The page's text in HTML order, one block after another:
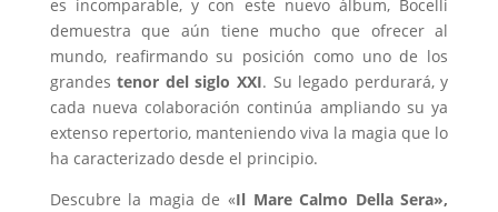
es incomparable, y con este nuevo álbum, Bocelli
demuestra que aún tiene mucho que ofrecer al
mundo, reafirmando su posición como uno de los
grandestenor del siglo XXI. Su legado perdurará, y
cada nueva colaboración continúa ampliando su ya
extenso repertorio, manteniendo viva la magia que lo
ha caracterizado desde el principio.
Descubre la magia de «Il Mare Calmo Della Sera»,